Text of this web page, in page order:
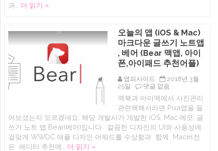
즈
&
클
래
스
(아
이
폰,
아
이
패
드,
애
플
티
비
과… 더 읽기 »
오늘의 앱 (iOS & Mac)
마크다운 글쓰기 노트앱
, 베어 (Bear 맥앱, 아이
폰,아이패드 추천어플)
앱피사이드
2018년 3월
25일
오
의
앱
(iOS
&
Mac)
마
댓글 없음
맥북과 아이맥에서 사진관리
관련해해서라면 Pixa앱을 들
어보셨는지 모르겠네요. 해당 개발사가 개발한 iOS, Mac 메모, 글
쓰기 노트 앱 Bear(베어)입니다. 깔끔한 디자인의 UI와 사용성에
걸맞게 WWDC 애플 디자인 어워드를 수상함과 함께 Mac버전
은 에디터 추천에… 더 읽기 »